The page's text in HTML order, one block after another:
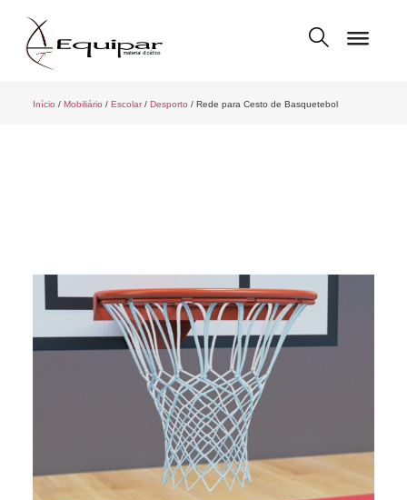
Início / Mobiliário / Escolar/ Desporto / Rede para Cesto de Basquetebol